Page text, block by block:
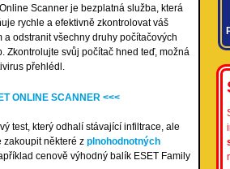
Scanner je bezplatná služba, která
rychle a efektivně zkontrolovat váš
a odstranit všechny druhy počítačových
Zkontrolujte svůj počítač hned teď, možná
přehlédl.
ONLINE SCANNER <<<
test, který odhalí stávající infiltrace, ale
některé z plnohodnotných
cenově výhodný balík ESET Family